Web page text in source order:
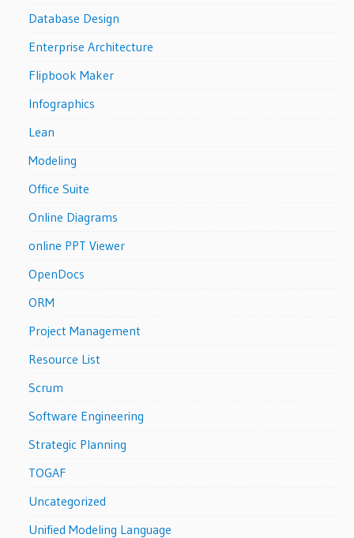
Database Design
Enterprise Architecture
Flipbook Maker
Infographics
Lean
Modeling
Office Suite
Online Diagrams
online PPT Viewer
OpenDocs
ORM
Project Management
Resource List
Scrum
Software Engineering
Strategic Planning
TOGAF
Uncategorized
Unified Modeling Language